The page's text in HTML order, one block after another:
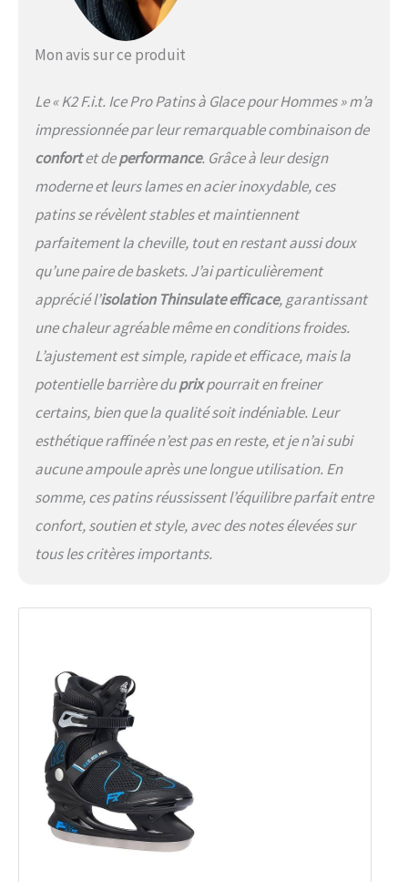
Mon avis sur ce produit
Le « K2 F.i.t. Ice Pro Patins à Glace pour Hommes » m’a
impressionnée par leur remarquable combinaison de
confortet deperformance. Grâce à leur design
moderne et leurs lames en acier inoxydable, ces
patins se révèlent stables et maintiennent
parfaitement la cheville, tout en restant aussi doux
qu’une paire de baskets. J’ai particulièrement
apprécié l’isolation Thinsulate efficace, garantissant
une chaleur agréable même en conditions froides.
L’ajustement est simple, rapide et efficace, mais la
potentielle barrière duprixpourrait en freiner
certains, bien que la qualité soit indéniable. Leur
esthétique raffinée n’est pas en reste, et je n’ai subi
aucune ampoule après une longue utilisation. En
somme, ces patins réussissent l’équilibre parfait entre
confort, soutien et style, avec des notes élevées sur
tous les critères importants.